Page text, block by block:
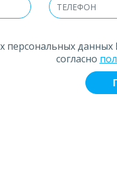
персональных
согласно